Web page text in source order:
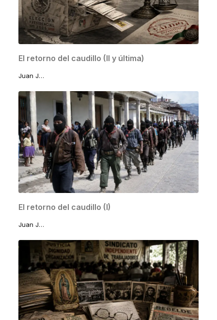
El retorno del caudillo (II y última)
Juan José Lomelí Sánchez
El retorno del caudillo (I)
Juan José Lomelí Sánchez